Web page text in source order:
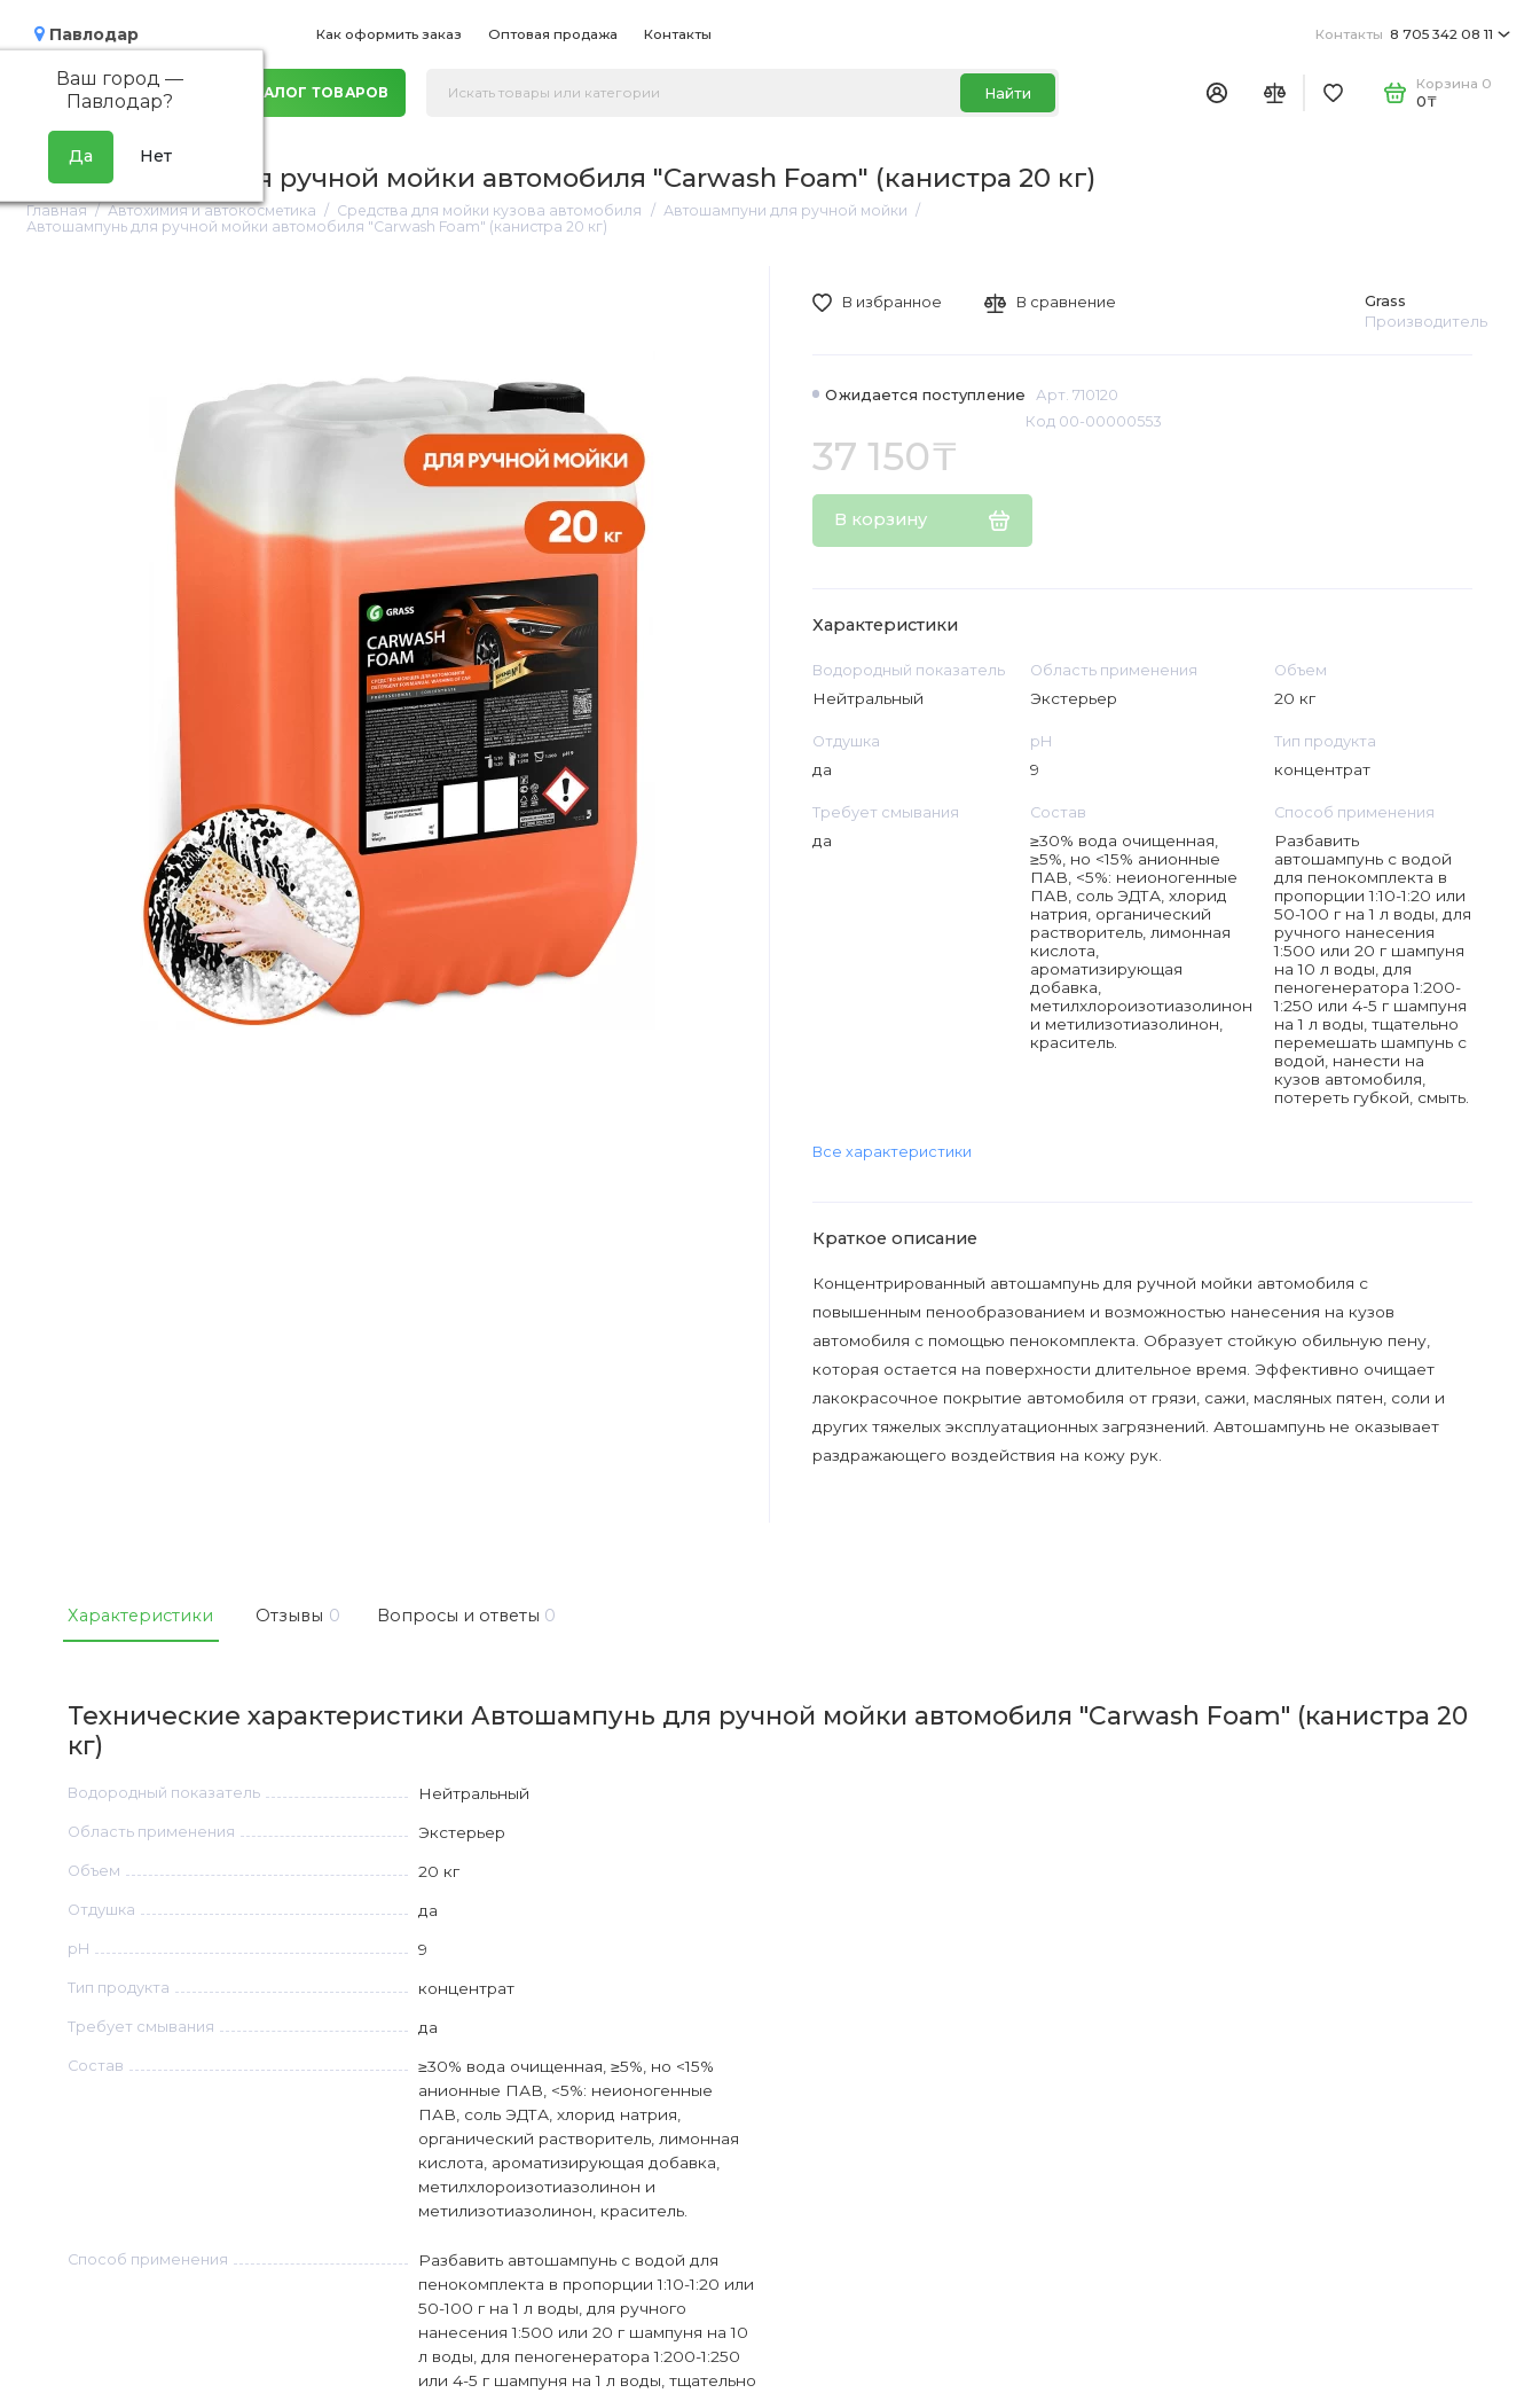
Павлодар
Ваш город —
Павлодар?
Как оформить заказ Оптовая продажа Контакты Контакты 8 705 342 08 11
КАТАЛОГ ТОВАРОВ Найти
Корзина 0
0₸
Автошампунь для ручной мойки автомобиля "Carwash Foam" (канистра 20 кг)
Главная Автохимия и автокосметика Средства для мойки кузова автомобиля
Автошампуни для ручной мойки
Автошампунь для ручной мойки автомобиля "Carwash Foam" (канистра 20 кг)
Ожидается поступление
Арт. 710120
Код 00-00000553
Grass
Производитель
37 150₸
В корзину
В избранное В сравнение
Характеристики
Водородный показатель
Нейтральный
Область применения
Экстерьер
Объем
20 кг
Отдушка
да
рН
9
Тип продукта
концентрат
Требует смывания
да
Состав
≥30% вода очищенная,
≥5%, но <15% анионные
ПАВ, <5%: неионогенные
ПАВ, соль ЭДТА, хлорид
натрия, органический
растворитель, лимонная
кислота,
ароматизирующая
добавка,
метилхлороизотиазолинон
и метилизотиазолинон,
краситель.
Способ применения
Разбавить
автошампунь с водой
для пенокомплекта в
пропорции 1:10-1:20 или
50-100 г на 1 л воды, для
ручного нанесения
1:500 или 20 г шампуня
на 10 л воды, для
пеногенератора 1:200-
1:250 или 4-5 г шампуня
на 1 л воды, тщательно
перемешать шампунь с
водой, нанести на
кузов автомобиля,
потереть губкой, смыть.
Все характеристики
Краткое описание
Концентрированный автошампунь для ручной мойки автомобиля с
повышенным пенообразованием и возможностью нанесения на кузов
автомобиля с помощью пенокомплекта. Образует стойкую обильную пену,
которая остается на поверхности длительное время. Эффективно очищает
лакокрасочное покрытие автомобиля от грязи, сажи, масляных пятен, соли и
других тяжелых эксплуатационных загрязнений. Автошампунь не оказывает
раздражающего воздействия на кожу рук.
Характеристики Отзывы 0 Вопросы и ответы 0
Технические характеристики Автошампунь для ручной мойки автомобиля "Carwash Foam" (канистра 20
кг)
Водородный показатель Нейтральный
Область применения Экстерьер
Объем 20 кг
Отдушка да
рН 9
Тип продукта концентрат
Требует смывания да
Состав
≥30% вода очищенная, ≥5%, но <15%
анионные ПАВ, <5%: неионогенные
ПАВ, соль ЭДТА, хлорид натрия,
органический растворитель, лимонная
кислота, ароматизирующая добавка,
метилхлороизотиазолинон и
метилизотиазолинон, краситель.
Способ применения
Разбавить автошампунь с водой для
пенокомплекта в пропорции 1:10-1:20 или
50-100 г на 1 л воды, для ручного
нанесения 1:500 или 20 г шампуня на 10
л воды, для пеногенератора 1:200-1:250
или 4-5 г шампуня на 1 л воды, тщательно